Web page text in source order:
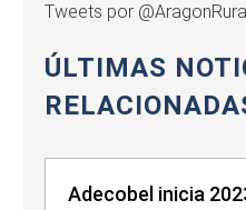
Tweets por @AragonRural
ÚLTIMAS
Adecobel inicia